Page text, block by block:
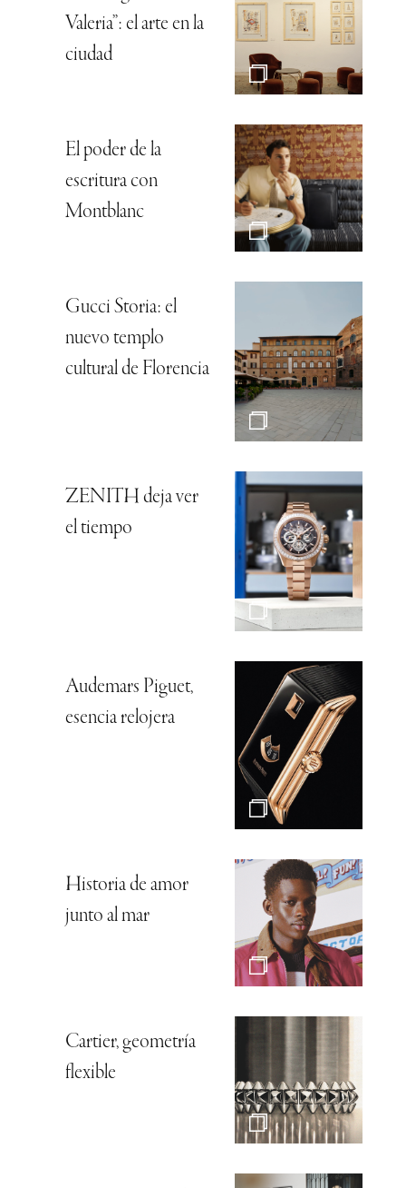
Valeria”: el arte en la
ciudad
El poder de la
escritura con
Montblanc
Gucci Storia: el
nuevo templo
cultural de Florencia
ZENITH deja ver
el tiempo
Audemars Piguet,
esencia relojera
Historia de amor
junto al mar
Cartier, geometría
flexible